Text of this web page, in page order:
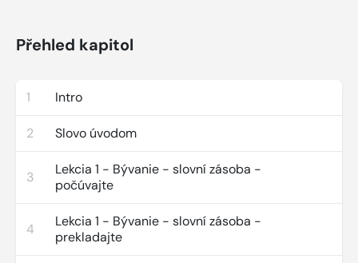
Přehled kapitol
1 Intro
2 Slovo úvodom
3
Lekcia 1 - Bývanie - slovní zásoba -
počúvajte
4
Lekcia 1 - Bývanie - slovní zásoba -
prekladajte